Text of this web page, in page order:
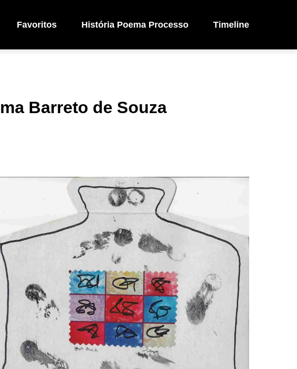
Favoritos História Poema Processo Timeline
Barreto de Souza